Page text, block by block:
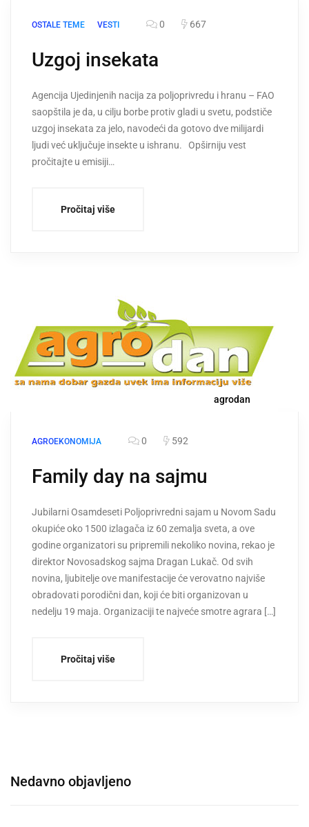
OSTALE TEME VESTI 0 667
Uzgoj insekata
Agencija Ujedinjenih nacija za poljoprivredu i hranu – FAO
saopštila je da, u cilju borbe protiv gladi u svetu, podstiče
uzgoj insekata za jelo, navodeći da gotovo dve milijardi
ljudi već uključuje insekte u ishranu. Opširniju vest
pročitajte u emisiji…
Pročitaj više
agrodan
AGROEKONOMIJA 0 592
Family day na sajmu
Jubilarni Osamdeseti Poljoprivredni sajam u Novom Sadu
okupiće oko 1500 izlagača iz 60 zemalja sveta, a ove
godine organizatori su pripremili nekoliko novina, rekao je
direktor Novosadskog sajma Dragan Lukač. Od svih
novina, ljubitelje ove manifestacije će verovatno najviše
obradovati porodični dan, koji će biti organizovan u
nedelju 19 maja. Organizaciji te najveće smotre agrara […]
Pročitaj više
Nedavno objavljeno